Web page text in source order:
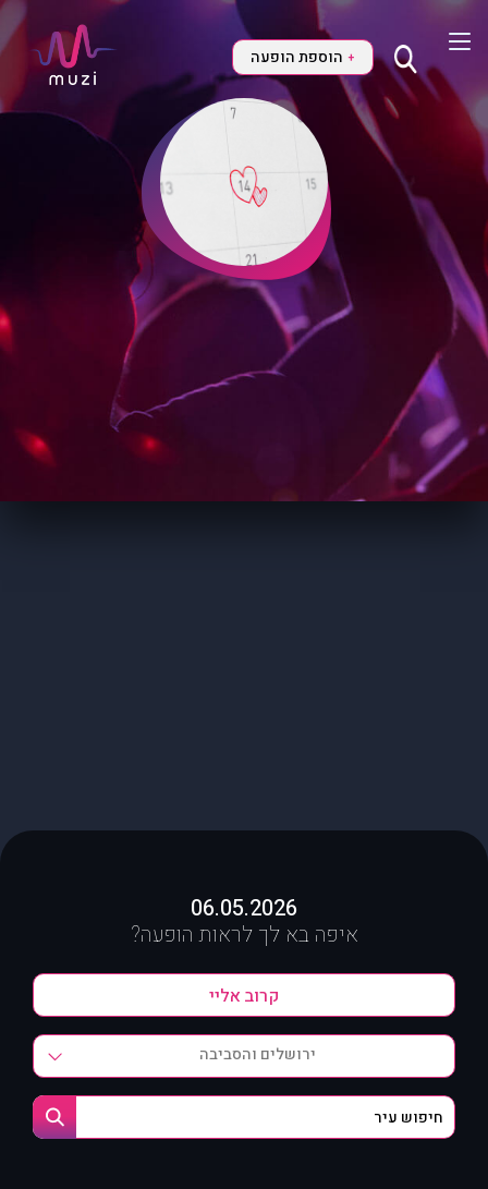
+ הוספת הופעה
06.05.2026
איפה בא לך לראות הופעה?
ירושלים והסביבה